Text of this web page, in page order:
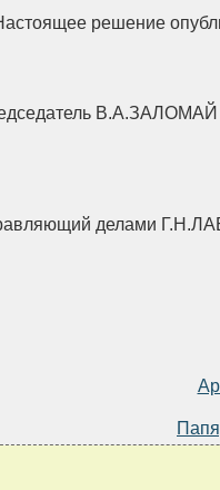
решение
В.А.ЗАЛОМАЙ
делами